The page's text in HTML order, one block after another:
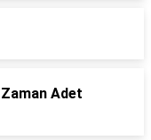
Adet